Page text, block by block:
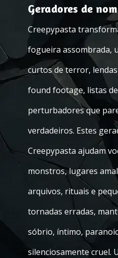
Geradores de
Creepypasta
fogueira assombrada,
curtos de terror,
found footage, listas
perturbadores que
verdadeiros. Estes
Creepypasta ajudam
monstros, lugares
arquivos, rituais e
tornadas erradas,
sóbrio, íntimo,
silenciosamente cruel.